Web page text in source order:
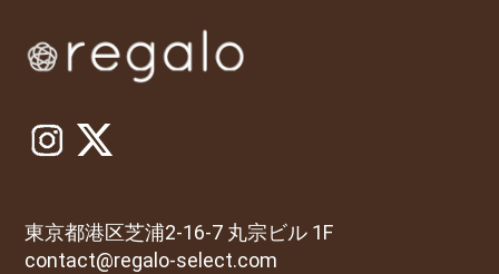
東京都港区芝浦2-16-7 丸宗ビル 1F
contact@regalo-select.com